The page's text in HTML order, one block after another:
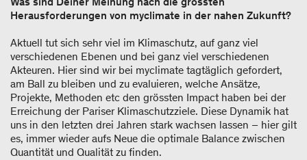
Herausforderungen von myclimate in der nahen Zukunft?
Aktuell tut sich sehr viel im Klimaschutz, auf ganz viel
verschiedenen Ebenen und bei ganz viel verschiedenen
Akteuren. Hier sind wir bei myclimate tagtäglich gefordert,
am Ball zu bleiben und zu evaluieren, welche Ansätze,
Projekte, Methoden etc den grössten Impact haben bei der
Erreichung der Pariser Klimaschutzziele. Diese Dynamik hat
uns in den letzten drei Jahren stark wachsen lassen – hier gilt
es, immer wieder aufs Neue die optimale Balance zwischen
Quantität und Qualität zu finden.